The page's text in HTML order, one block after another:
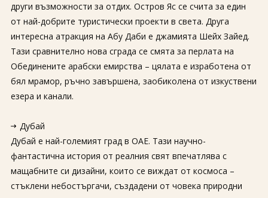
други възможности за отдих. Остров Яс се счита за един
от най-добрите туристически проекти в света. Друга
интересна атракция на Абу Даби е джамията Шейх Зайед.
Тази сравнително нова сграда се смята за перлата на
Обединените арабски емирства – цялата е изработена от
бял мрамор, ръчно завършена, заобиколена от изкуствени
езера и канали.
Дубай
Дубай е най-големият град в ОАЕ. Тази научно-
фантастична история от реалния свят впечатлява с
мащабните си дизайни, които се виждат от космоса –
стъклени небостъргачи, създадени от човека природни